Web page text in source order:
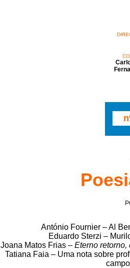
António Fournier – Al
Eduardo Sterzi –
Joana Matos Frias – Eterno retorno,
Tatiana Faia – Uma nota sobre